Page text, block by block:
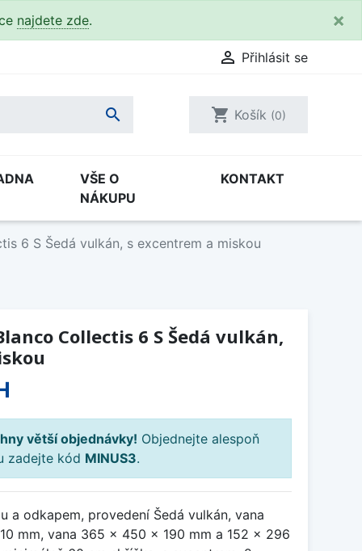
najdete zde. ×
 Přihlásit se
 shopping_cart Košík (0)
VŠE O
NÁKUPU
KONTAKT
6 S Šedá vulkán, s excentrem a miskou
Collectis 6 S Šedá vulkán,
větší objednávky! Objednejte alespoň
zadejte kód MINUS3.
a odkapem, provedení Šedá vulkán, vana
mm, vana 365 x 450 x 190 mm a 152 x 296